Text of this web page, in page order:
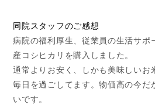
同院スタッフのご感想
病院の福利厚生、従業員の生活サポ
産コシヒカリを購入しました。
通常よりお安く、しかも美味しいお
毎日を過ごしてます。物価高の今だ
いです。